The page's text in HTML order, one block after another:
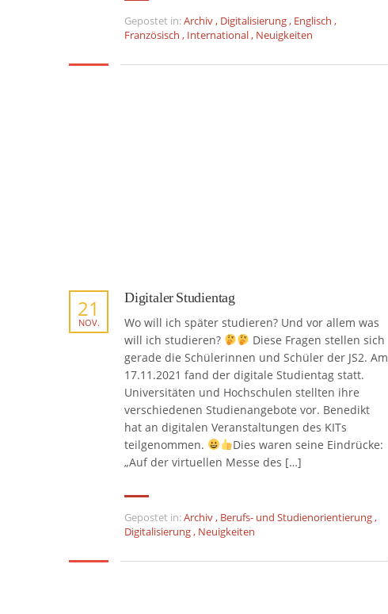
Gepostet in:Archiv, Digitalisierung, Englisch ,
Französisch , International, Neuigkeiten
Digitaler Studientag
21
NOV.
Wo will ich später studieren? Und vor allem was
will ich studieren?
Diese Fragen stellen sich
gerade die Schülerinnen und Schüler der JS2. Am
17.11.2021 fand der digitale Studientag statt.
Universitäten und Hochschulen stellten ihre
verschiedenen Studienangebote vor. Benedikt
hat an digitalen Veranstaltungen des KITs
teilgenommen.
Dies waren seine Eindrücke:
„Auf der virtuellen Messe des […]
Gepostet in:Archiv, Berufs- und Studienorientierung,
Digitalisierung, Neuigkeiten